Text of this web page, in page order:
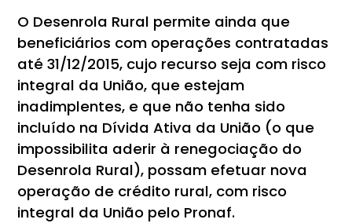
O Desenrola Rural permite ainda que
beneficiários com operações contratadas
até 31/12/2015, cujo recurso seja com risco
integral da União, que estejam
inadimplentes, e que não tenha sido
incluído na Dívida Ativa da União (o que
impossibilita aderir à renegociação do
Desenrola Rural), possam efetuar nova
operação de crédito rural, com risco
integral da União pelo Pronaf.